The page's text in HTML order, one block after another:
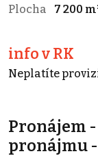
Plocha
7 200
info v RK
Neplatíte
Pronájem
pronájmu